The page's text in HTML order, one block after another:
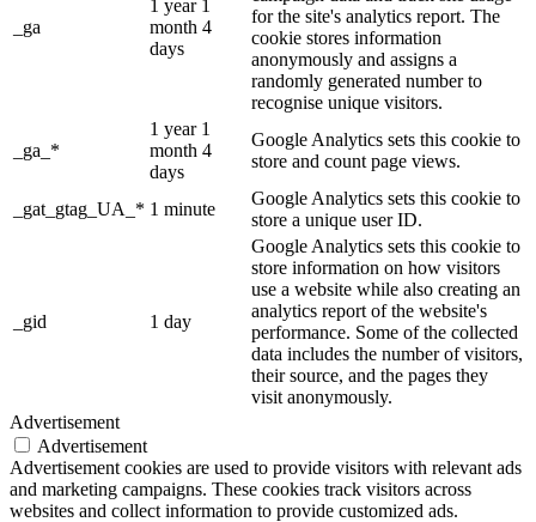
_ga
1 year 1
month 4
days
for the site's analytics report. The
cookie stores information
anonymously and assigns a
randomly generated number to
recognise unique visitors.
_ga_*
1 year 1
month 4
days
Google Analytics sets this cookie to
store and count page views.
_gat_gtag_UA_* 1 minute
Google Analytics sets this cookie to
store a unique user ID.
_gid 1 day
Google Analytics sets this cookie to
store information on how visitors
use a website while also creating an
analytics report of the website's
performance. Some of the collected
data includes the number of visitors,
their source, and the pages they
visit anonymously.
Advertisement
Advertisement
Advertisement cookies are used to provide visitors with relevant ads
and marketing campaigns. These cookies track visitors across
websites and collect information to provide customized ads.